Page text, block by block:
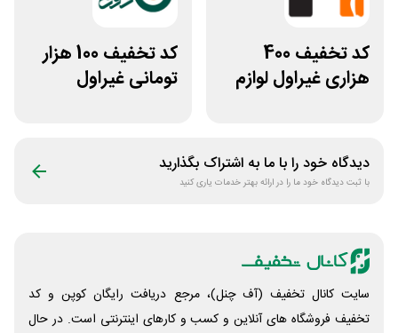
کد تخفیف 400
هزاری غیراول لوازم
کد تخفیف 100 هزار
تومانی غیراول
دیدگاه خود را با ما به اشتراک بگذارید
با ثبت دیدگاه خود ما را در ارائه بهتر خدمات یاری کنید
سایت کانال تخفیف (آف چنل)، مرجع دریافت رایگان کوپن و کد
تخفیف فروشگاه های آنلاین و کسب و‌ کارهای اینترنتی است. در حال